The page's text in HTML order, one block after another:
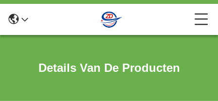
Details Van De Producten